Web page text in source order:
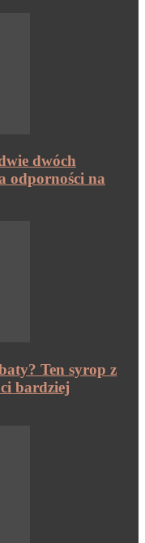
dwóch
odporności na
Ten syrop z
bardziej